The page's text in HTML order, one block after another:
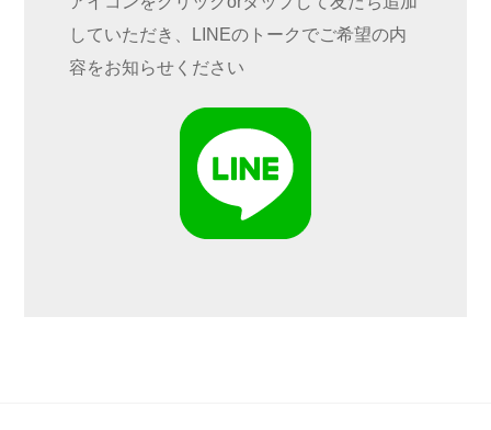
していただき、LINEのトークでご希望の内
容をお知らせください